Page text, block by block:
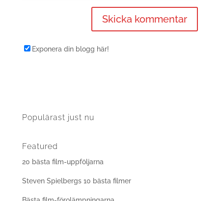
Exponera din blogg här!
Populärast just nu
Featured
20 bästa film-uppföljarna
Steven Spielbergs 10 bästa filmer